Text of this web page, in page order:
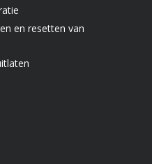
en resetten van